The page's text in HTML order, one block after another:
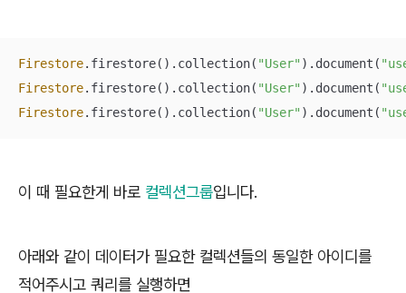
Firestore.firestore().collection( "User" ).document(
Firestore.firestore().collection( "User" ).document(
Firestore.firestore().collection( "User" ).document(
이 때 필요한게 바로 컬렉션그룹입니다.
아래와 같이 데이터가 필요한 컬렉션들의 동일한 아이디를
적어주시고 쿼리를 실행하면